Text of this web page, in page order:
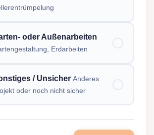
oder Außenarbeiten
Erdarbeiten
/ Unsicher Anderes
oder noch nicht sicher